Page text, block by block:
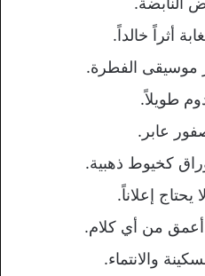
أثراً خالداً.
موسيقى الفطرة.
طويلاً.
عابر.
كخيوط ذهبية.
يحتاج إعلاناً.
من أي كلام.
والانتماء.